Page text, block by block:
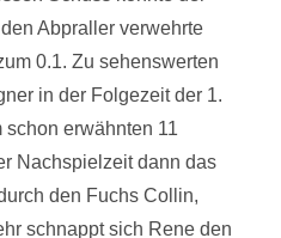
Abpraller verwehrte
0.1. Zu sehenswerten
in der Folgezeit der 1.
schon erwähnten 11
Nachspielzeit dann das
den Fuchs Collin,
schnappt sich Rene den